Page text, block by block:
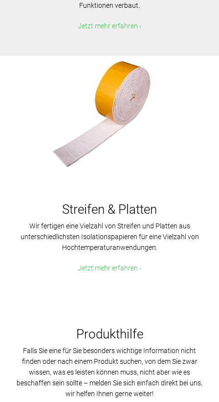
Funktionen verbaut.
Jetzt mehr erfahren
Streifen & Platten
Wir fertigen eine Vielzahl von Streifen und Platten aus
unterschiedlichsten Isolationspapieren für eine Vielzahl von
Hochtemperaturanwendungen.
Jetzt mehr erfahren
Produkthilfe
Falls Sie eine für Sie besonders wichtige Information nicht
finden oder nach einem Produkt suchen, von dem Sie zwar
wissen, was es leisten können muss, nicht aber wie es
beschaffen sein sollte – melden Sie sich einfach direkt bei uns,
wir helfen Ihnen gerne weiter!